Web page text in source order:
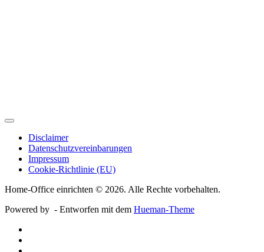
Disclaimer
Datenschutzvereinbarungen
Impressum
Cookie-Richtlinie (EU)
Home-Office einrichten © 2026. Alle Rechte vorbehalten.
Powered by - Entworfen mit dem Hueman-Theme